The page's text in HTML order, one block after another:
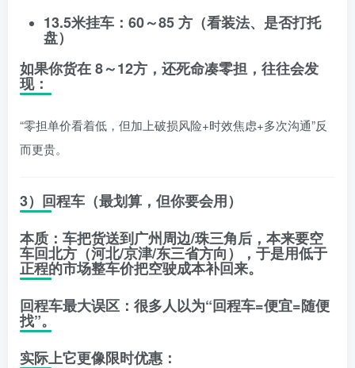
13.5米挂车 ：60～85 方（看装法、是否打托
盘）
如果你货在8～12方 ，还死命凑零担，往往会发
现：
“零担单价看着低，但加上破损风险+时效焦虑+多次沟通”反
而更贵。
3）回程车（最划算，但你要会用）
本质 ：车把货送到广州周边/珠三角后，本来要空
车回北方（河北/京津/东三省方向），于是用低于
正程的市场整车价把空驶成本补回来。
回程车最大误区 ：很多人以为“回程车=便宜=随便
找”。
实际上它更像限时优惠 ：